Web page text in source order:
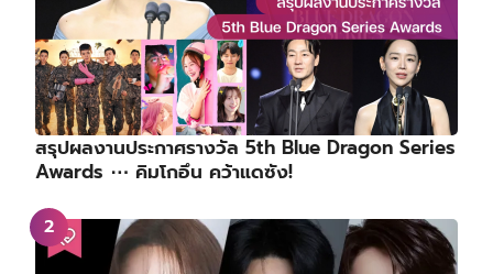
สรุปผลงานประกาศรางวัล 5th Blue Dragon Series
Awards ⋯ คิมโกอึน คว้าแดซัง!